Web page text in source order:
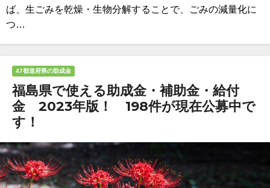
ば、生ごみを乾燥・生物分解することで、ごみの減量化に
つ…
47都道府県の助成金
福島県で使える助成金・補助金・給付
金 2023年版！ 198件が現在公募中で
す！